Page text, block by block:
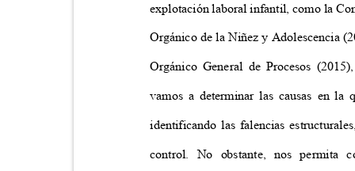
explotación laboral infantil, como la
Orgánico de la Niñez y Adolescencia
Orgánico General de Procesos
vamos a determinar las causas en
identificando las falencias
control. No obstante, nos